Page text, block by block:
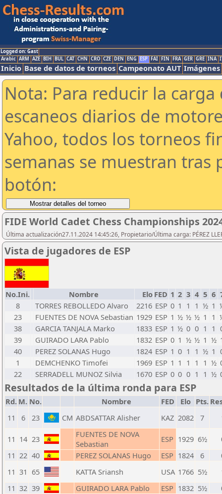
Logged on: Gast
Arabic ARM AZE BIH BUL CAT CHN CRO CZE DEN ENG ESP FAI FIN FRA GER GRE INA
Inicio Base de datos de torneos Campeonato AUT Imágenes
Nota: Para reducir la
escaneos diarios de
Yahoo, todos los torneos
semanas se muestran tras
botón:
FIDE World Cadet Chess Championships
Última actualización27.11.2024 14:45:26, Propietario/Última carga: PÉREZ
Vista de jugadores de ESP
No.Ini. Nombre Elo FED 1 2 3 4 5 6
8
TORRES REBOLLEDO Alvaro 2216 ESP 0 1 1 1 ½ 1
23
FUENTES DE NOVA Sebastian 1929 ESP 1 ½ ½ ½ 1 1
38
GARCIA TANJALA Marko 1833 ESP 1 ½ 0 0 1 1
39
GUIRADO LARA Pablo 1832 ESP 0 1 ½ ½ 1 ½
40
PEREZ SOLANAS Hugo 1824 ESP 1 0 1 1 ½ 1
1
DEMCHENKO Timofei 1969 ESP 1 1 1 1 1 ½
22
SERRADELL MUNOZ Silvia 1670 ESP 0 0 0 1 1 ½
Resultados de la última ronda para ESP
Rd. M. No. Nombre FED Elo Pts.
11
6 23 CM ABDSATTAR Alisher KAZ 2082 7
11 14 23
FUENTES DE NOVA
Sebastian
ESP 1929 6½
11 22 40 PEREZ SOLANAS Hugo ESP 1824 6
11 31 65 KATTA Sriansh USA 1766 5½
11 32 39 GUIRADO LARA Pablo ESP 1832 5½